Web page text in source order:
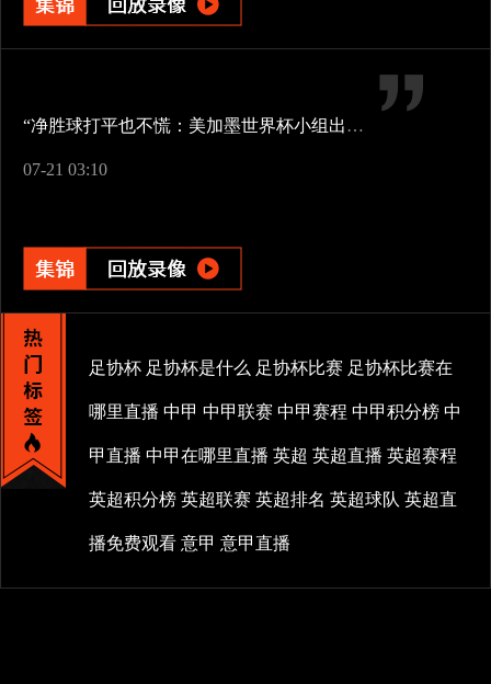
“净胜球打平也不慌：美加墨世界杯小组出线新规一图看懂”
07-21 03:10
足协杯 足协杯是什么 足协杯比赛 足协杯比赛在
哪里直播 中甲 中甲联赛 中甲赛程 中甲积分榜 中
甲直播 中甲在哪里直播 英超 英超直播 英超赛程
英超积分榜 英超联赛 英超排名 英超球队 英超直
播免费观看 意甲 意甲直播